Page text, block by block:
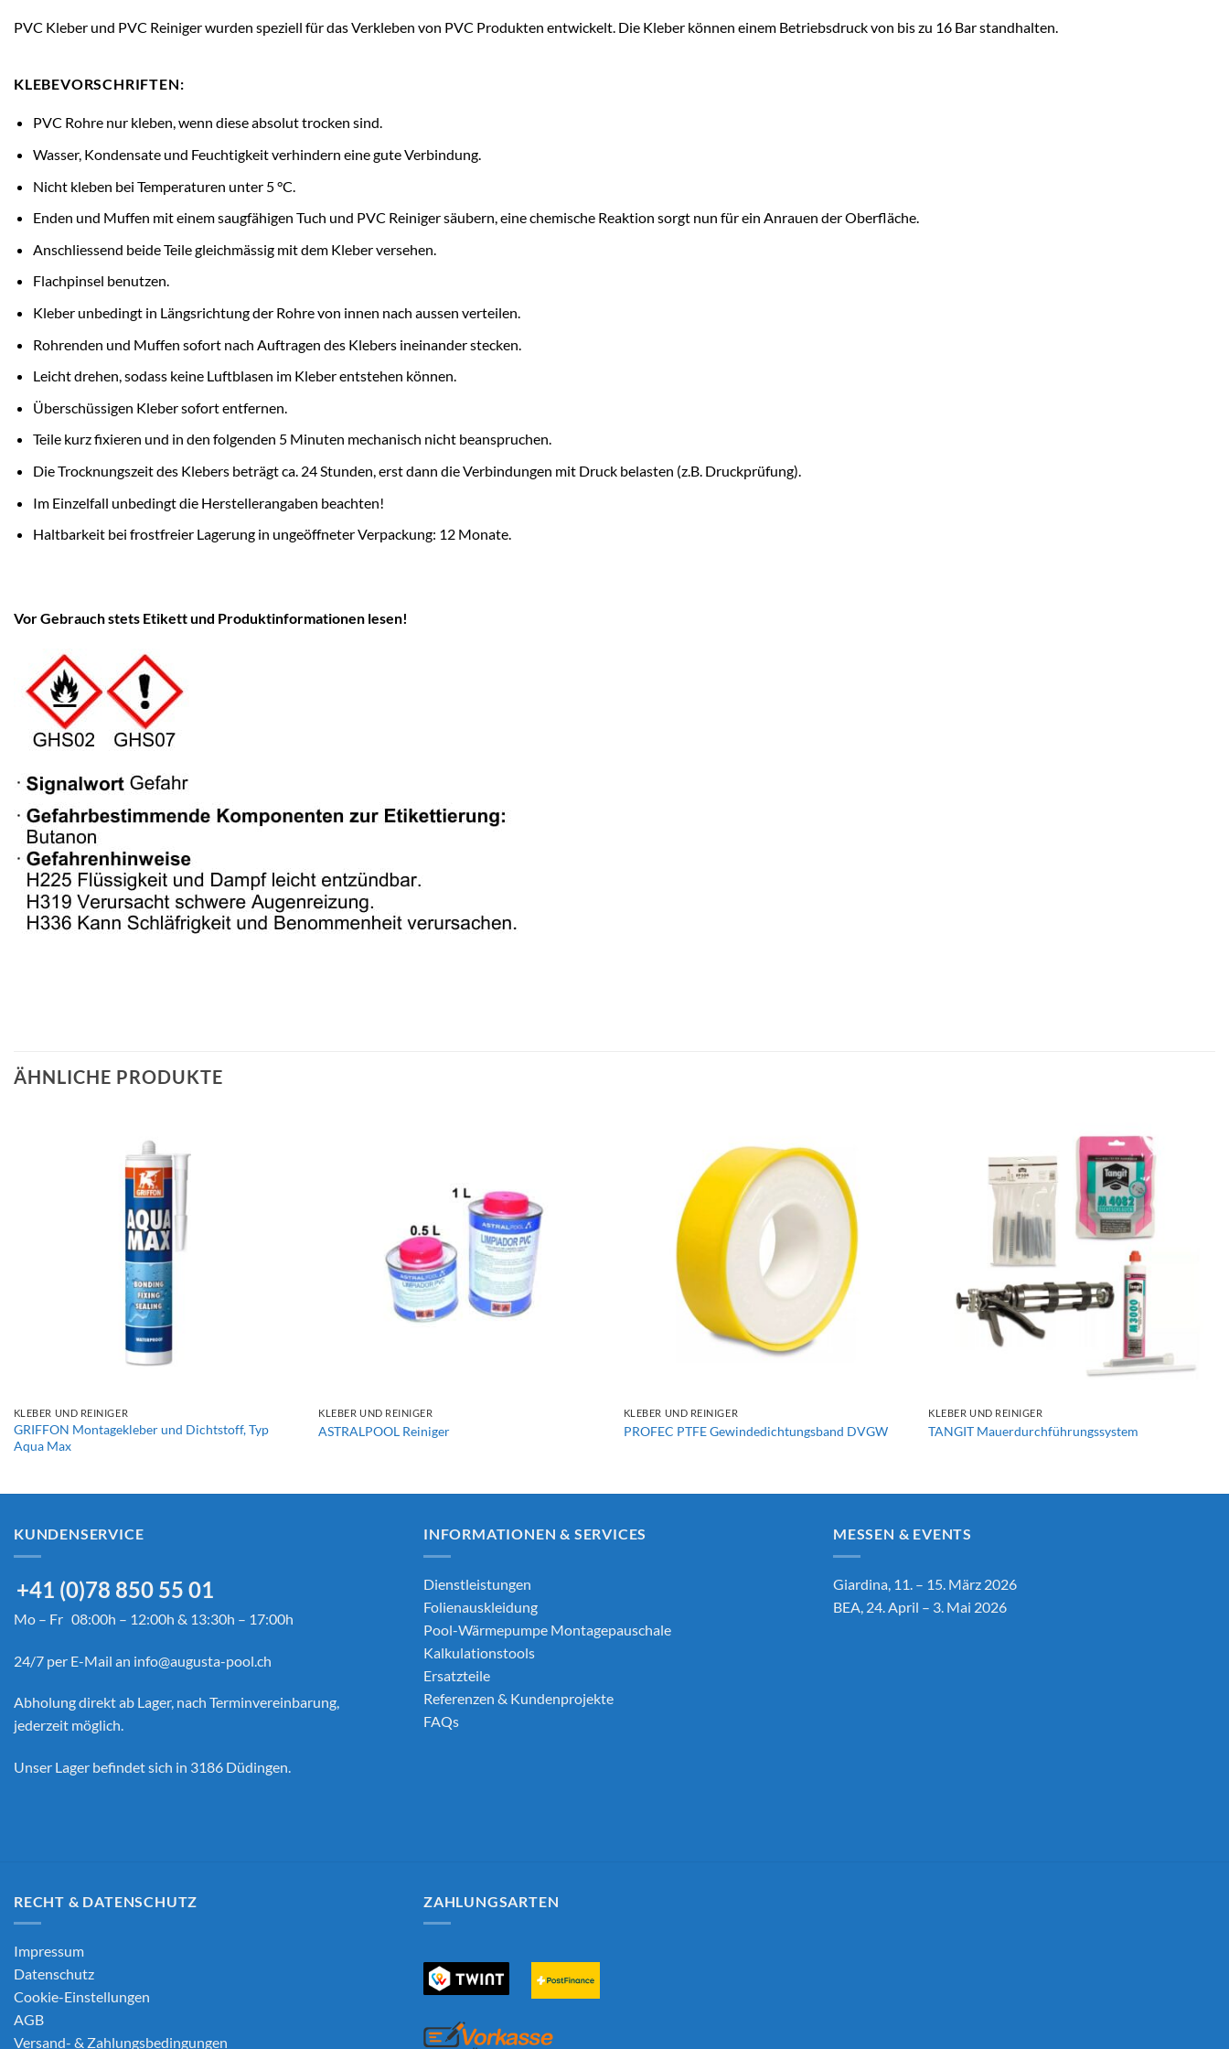
PVC Kleber und PVC Reiniger wurden speziell für das Verkleben von PVC Produkten entwickelt. Die Kleber können einem Betriebsdruck von bis zu 16 Bar standhalten.
KLEBEVORSCHRIFTEN:
PVC Rohre nur kleben, wenn diese absolut trocken sind.
Wasser, Kondensate und Feuchtigkeit verhindern eine gute Verbindung.
Nicht kleben bei Temperaturen unter 5 °C.
Enden und Muffen mit einem saugfähigen Tuch und PVC Reiniger säubern, eine chemische Reaktion sorgt nun für ein Anrauen der Oberfläche.
Anschliessend beide Teile gleichmässig mit dem Kleber versehen.
Flachpinsel benutzen.
Kleber unbedingt in Längsrichtung der Rohre von innen nach aussen verteilen.
Rohrenden und Muffen sofort nach Auftragen des Klebers ineinander stecken.
Leicht drehen, sodass keine Luftblasen im Kleber entstehen können.
Überschüssigen Kleber sofort entfernen.
Teile kurz fixieren und in den folgenden 5 Minuten mechanisch nicht beanspruchen.
Die Trocknungszeit des Klebers beträgt ca. 24 Stunden, erst dann die Verbindungen mit Druck belasten (z.B. Druckprüfung).
Im Einzelfall unbedingt die Herstellerangaben beachten!
Haltbarkeit bei frostfreier Lagerung in ungeöffneter Verpackung: 12 Monate.
Vor Gebrauch stets Etikett und Produktinformationen lesen!
ÄHNLICHE PRODUKTE
KLEBER UND REINIGER
GRIFFON Montagekleber und Dichtstoff, Typ
Aqua Max
KLEBER UND REINIGER
ASTRALPOOL Reiniger
KLEBER UND REINIGER
PROFEC PTFE Gewindedichtungsband DVGW
KLEBER UND REINIGER
TANGIT Mauerdurchführungssystem
KUNDENSERVICE
+41 (0)78 850 55 01
Mo – Fr 08:00h – 12:00h & 13:30h – 17:00h
24/7 per E-Mail an info@augusta-pool.ch
Abholung direkt ab Lager, nach Terminvereinbarung,
jederzeit möglich.
Unser Lager befindet sich in 3186 Düdingen.
INFORMATIONEN & SERVICES
Dienstleistungen
Folienauskleidung
Pool-Wärmepumpe Montagepauschale
Kalkulationstools
Ersatzteile
Referenzen & Kundenprojekte
FAQs
MESSEN & EVENTS
Giardina, 11. – 15. März 2026
BEA, 24. April – 3. Mai 2026
RECHT & DATENSCHUTZ
Impressum
Datenschutz
Cookie-Einstellungen
AGB
Versand- & Zahlungsbedingungen
ZAHLUNGSARTEN